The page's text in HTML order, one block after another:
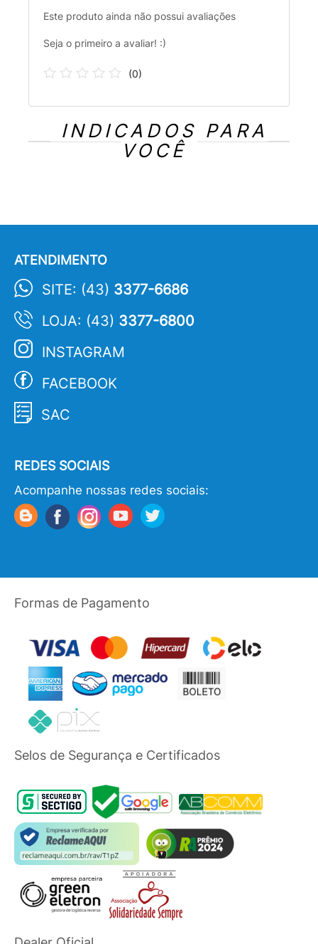
Este produto ainda não possui avaliações
Seja o primeiro a avaliar! :)
(0)
INDICADOS PARA
VOCÊ
ATENDIMENTO
SITE: (43) 3377-6686
LOJA: (43) 3377-6800
INSTAGRAM
FACEBOOK
SAC
REDES SOCIAIS
Acompanhe nossas redes sociais:
Formas de Pagamento
Selos de Segurança e Certificados